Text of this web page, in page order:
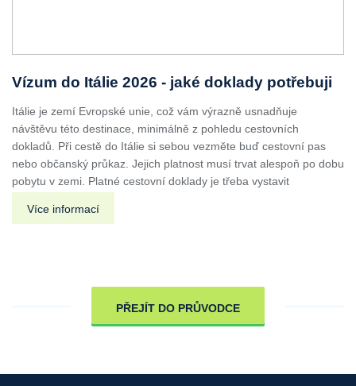
Vízum do Itálie 2026 - jaké doklady potřebuji
Itálie je zemí Evropské unie, což vám výrazně usnadňuje
návštěvu této destinace, minimálně z pohledu cestovních
dokladů. Při cestě do Itálie si sebou vezměte buď cestovní pas
nebo občanský průkaz. Jejich platnost musí trvat alespoň po dobu
pobytu v zemi. Platné cestovní doklady je třeba vystavit
Více informací
PŘEJÍT DO PRŮVODCE